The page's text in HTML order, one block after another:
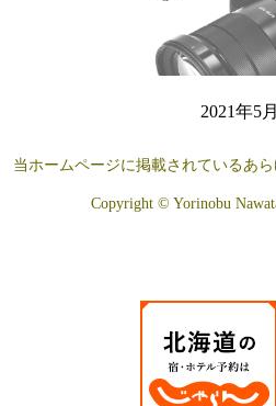
2021年5
当ホームページに掲載されているあ
Copyright © Yorinobu